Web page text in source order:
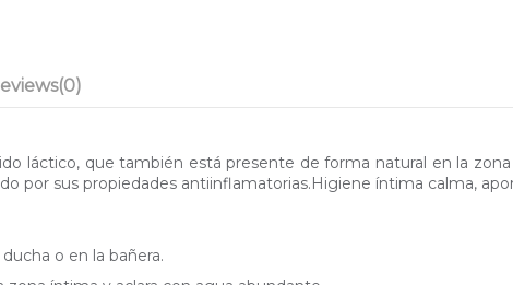
(0)
láctico, que también está presente de forma natural en la
por sus propiedades antiinflamatorias.Higiene íntima calma,
o en la bañera.